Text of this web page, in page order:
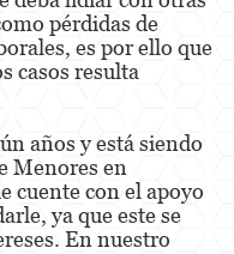
lesiones corporales
Condena
pérdidas de
es por ello que
casos resulta
años y está siendo
Menores en
cuente con el apoyo
ya que este se
En nuestro